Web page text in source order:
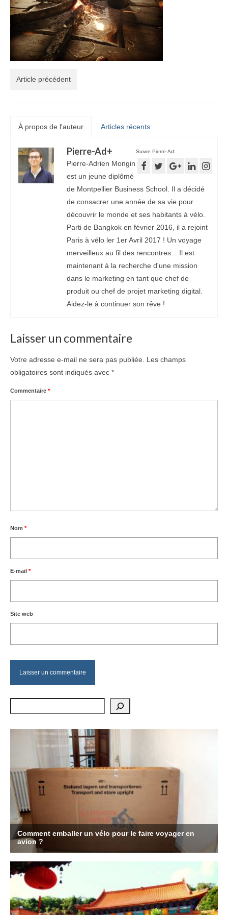
Article précédent
À propos de l'auteur Articles récents
Suivre Pierre-Ad:
Pierre-Ad+
Pierre-Adrien Mongin
est un jeune diplômé
de Montpellier Business School. Il a décidé
de consacrer une année de sa vie pour
découvrir le monde et ses habitants à vélo.
Parti de Bangkok en février 2016, il a rejoint
Paris à vélo ler 1er Avril 2017 ! Un voyage
merveilleux au fil des rencontres... Il est
maintenant à la recherche d'une mission
dans le marketing en tant que chef de
produit ou chef de projet marketing digital.
Aidez-le à continuer son rêve !
Laisser un commentaire
Votre adresse e-mail ne sera pas publiée.
Les champs
obligatoires sont indiqués avec *
Commentaire *
Nom *
E-mail *
Site web